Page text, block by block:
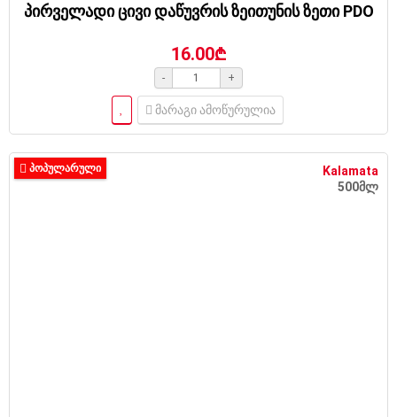
პირველადი ცივი დაწუვრის ზეითუნის ზეთი PDO
16.00₾
- +
მარაგი ამოწურულია
Kalamata
500მლ
ᲞᲝᲞᲣᲚᲐᲠᲣᲚᲘ